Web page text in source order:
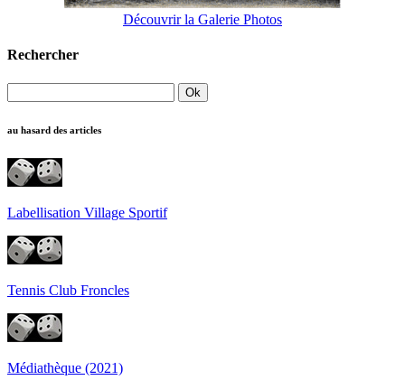
Découvrir la Galerie Photos
Rechercher
au hasard des articles
Labellisation Village Sportif
Tennis Club Froncles
Médiathèque (2021)